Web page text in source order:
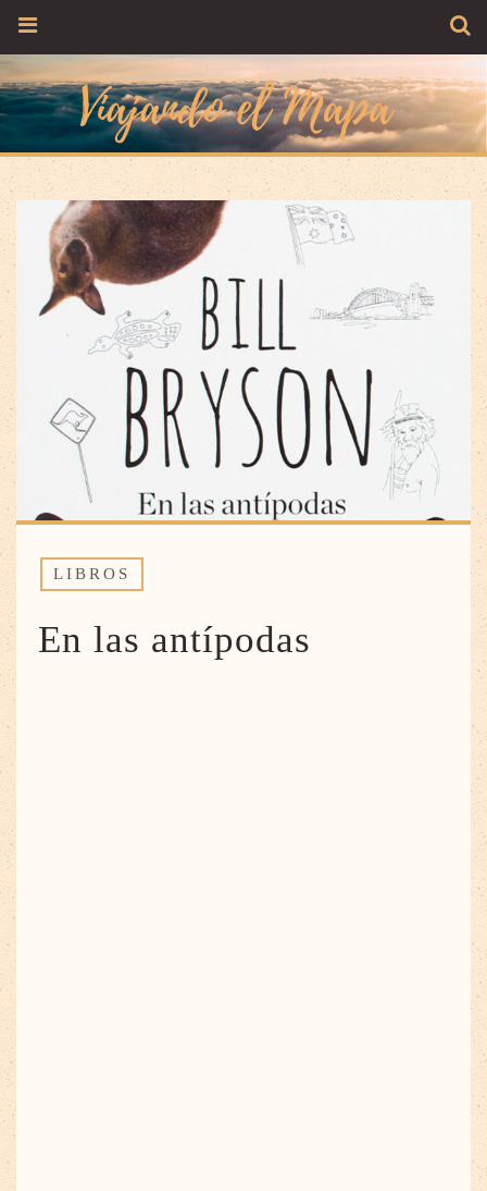
LIBROS
En las antípodas